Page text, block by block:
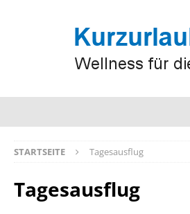
STARTSEITE Tagesausflug
Tagesausflug